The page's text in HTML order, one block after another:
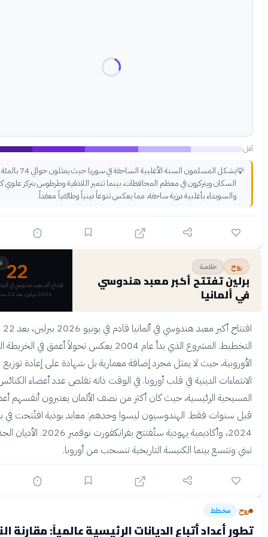
أكثر
يشكل المسلمون السنة الأغلبية الساحقة في سوريا حيث يمثلون حوالي 74 بالمئة من
ويتركزون في معظم المحافظات، بينما تتميز اللاذقية وطرطوس بتركز علوي كبير،
بأغلبية درزية ساحقة، مما يعكس تنوعاً دينياً وطائفياً معقداً.
خلاصة
تفتتح أكبر معبد هندوسي
افتتاح أكبر معبد هندوسي في ألمانيا قادم في يونيو
افتتاح أكبر معبد هندوسي في ألمانيا قادم في يونيو 2026 ببرلين، بعد 22 سنة من
التخطيط. المشروع الذي بدأ عام 2004 يعكس تحولاً أعمق في الخريطة الدينية
حيث لا يمثل مجرد إضافة معمارية بل شهادة على إعادة توزيع
الدينية في قلب أوروبا. في الوقت ذاته تقلص عدد أعضاء الكنائس
الرئيسية، حيث كان أكثر من نصف الألمان يعتبرون أنفسهم أعضاء فيها
فقط. الهندوسيون ليسوا وحدهم: معابد بوذية افتُتحت في برلين
2024، وأكاديمية يهودية ستُفتتح بفرانكفورت نوفمبر 2026. الأديان الجديدة
بينما الكنيسة التاريخية تنسحب من أوروبا.
أتباع الديانات الرئيسية عالمياً: مقارنة النمو